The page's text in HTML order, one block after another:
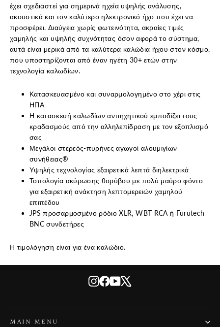
έχει σχεδιαστεί για σημερινά ηχεία υψηλής ανάλυσης,
ακουστικά και τον καλύτερο ηλεκτρονικό ήχο που έχει να
προσφέρει. Διαύγεια χωρίς φωτεινότητα, ακραίες τιμές
χαμηλής και υψηλής συχνότητας όσον αφορά το σύστημα,
αυτά είναι μερικά από τα καλύτερα καλώδια ήχου στον κόσμο,
που υποστηρίζονται από έναν ηγέτη 30+ ετών στην
τεχνολογία καλωδίων.
Κατασκευασμένο και συναρμολογημένο στο χέρι στις
ΗΠΑ
Η κατασκευή καλωδίων αντιηχητικού εμποδίζει τους
κραδασμούς από την αλληλεπίδραση με τον εξοπλισμό
σας
Μεγάλοι στερεός-πυρήνες αγωγοί αλουμιγίων
συνήθειας®
Υψηλής τεχνολογίας εξαιρετικά λεπτά διηλεκτρικά
Τοπολογία ακύρωσης θορύβου με πολύ μαύρο φόντο
για εξαιρετική ανάκτηση λεπτομερειών χαμηλού
επιπέδου
JPS προσαρμοσμένο ρόδιο XLR, WBT RCA ή Furutech
BNC συνδετήρες
Η τιμολόγηση είναι για ένα καλώδιο.
Instagram
Facebook
YouTube
MAIN MENU